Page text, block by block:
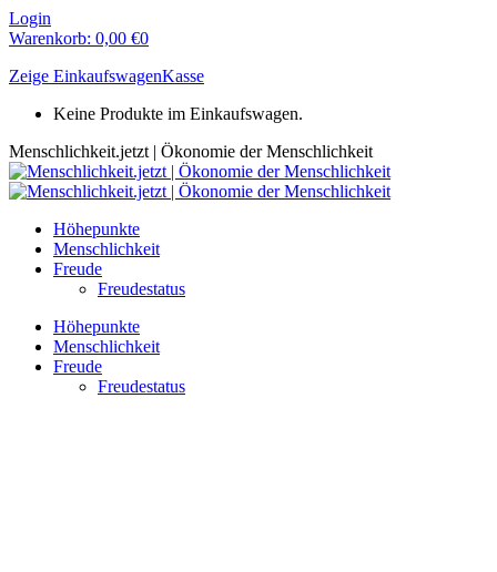
Zum
Inhalt
Login
Warenkorb: 0,00 €0
Zeige EinkaufswagenKasse
Keine Produkte im Einkaufswagen.
Menschlichkeit.jetzt | Ökonomie der Menschlichkeit
Höhepunkte
Menschlichkeit
Freude
Freudestatus
Höhepunkte
Menschlichkeit
Freude
Freudestatus